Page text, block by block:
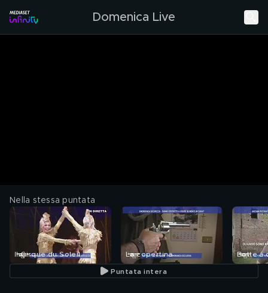
Domenica Live
Nella stessa puntata
Il Cirque du Soleil La copertina Botte a
Puntata intera